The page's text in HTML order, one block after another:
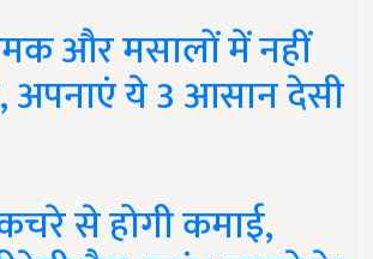
और मसालों में नहीं
अपनाएं ये 3 आसान देसी
से होगी कमाई,